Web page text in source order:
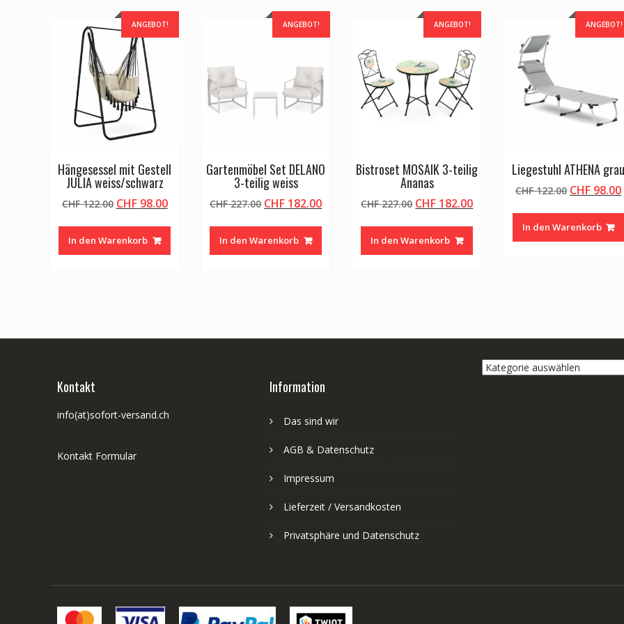
ANGEBOT!
Hängesessel mit Gestell
JULIA weiss/schwarz
CHF122.00 Ursprünglicher
war:
CHF 122.00
CHF98.00Aktueller
CHF 98.00.
In den Warenkorb
ANGEBOT!
Gartenmöbel Set DELANO
3-teilig weiss
CHF227.00 Ursprünglicher
war:
CHF 227.00
CHF 182.00Aktueller
CHF 182.00.
In den Warenkorb
ANGEBOT!
Bistroset MOSAIK 3-teilig
Ananas
CHF227.00 Ursprünglicher
war:
CHF 227.00
CHF 182.00Aktueller
In den Warenkorb
ANGEBOT!
Liegestuhl ATHENA grau
CHF122.00
war:
CHF 122.00
CHF98.00
In den Warenkorb
Kontakt
info(at)sofort-versand.ch
Kontakt Formular
Information
Das sind wir
AGB & Datenschutz
Impressum
Lieferzeit / Versandkosten
Privatsphäre und Datenschutz
Kategorie